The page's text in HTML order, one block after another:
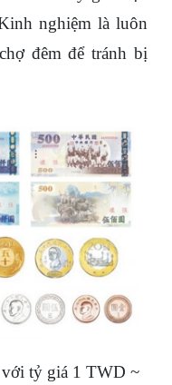
nghiệm là luôn
đêm để tránh bị
tỷ giá 1 TWD ~